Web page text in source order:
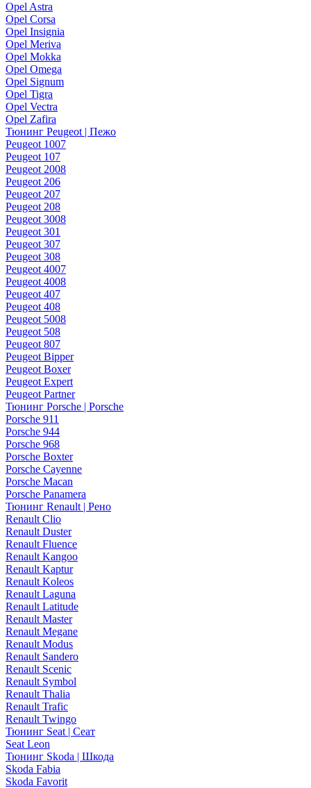
Opel Astra
Opel Corsa
Opel Insignia
Opel Meriva
Opel Mokka
Opel Omega
Opel Signum
Opel Tigra
Opel Vectra
Opel Zafira
Тюнинг Peugeot | Пежо
Peugeot 1007
Peugeot 107
Peugeot 2008
Peugeot 206
Peugeot 207
Peugeot 208
Peugeot 3008
Peugeot 301
Peugeot 307
Peugeot 308
Peugeot 4007
Peugeot 4008
Peugeot 407
Peugeot 408
Peugeot 5008
Peugeot 508
Peugeot 807
Peugeot Bipper
Peugeot Boxer
Peugeot Expert
Peugeot Partner
Тюнинг Porsche | Porsche
Porsche 911
Porsche 944
Porsche 968
Porsche Boxter
Porsche Cayenne
Porsche Macan
Porsche Panamera
Тюнинг Renault | Рено
Renault Clio
Renault Duster
Renault Fluence
Renault Kangoo
Renault Kaptur
Renault Koleos
Renault Laguna
Renault Latitude
Renault Master
Renault Megane
Renault Modus
Renault Sandero
Renault Scenic
Renault Symbol
Renault Thalia
Renault Trafic
Renault Twingo
Тюнинг Seat | Сеат
Seat Leon
Тюнинг Skoda | Шкода
Skoda Fabia
Skoda Favorit